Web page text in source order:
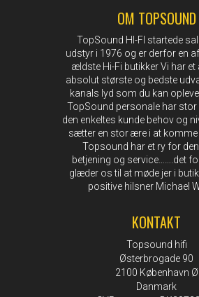
OM TOPSOUND
TopSound HI-FI startede
udstyr i 1976 og er derfor en
ældste Hi-Fi butikker Vi har et
absolut største og bedste
kanals lyd som du kan opleve
TopSound personale har
den enkeltes kunde behov og
sætter en stor ære i at komme
Topsound har et ry for
betjening og service…….det
glæder os til at møde jer i
positive hilsner Michael
KONTAKT
Topsound hifi
Østerbrogade 90
2100 København Ø
Danmark